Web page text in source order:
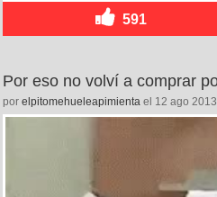
591
Por eso no volví a comprar
por elpitomehueleapimienta el 12 ago